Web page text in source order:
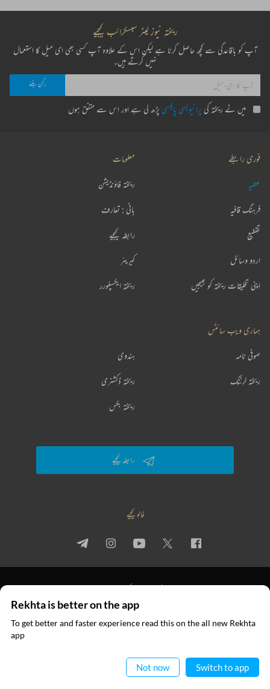
ریختہ نیوز لیٹر سبسکرائب کیجیے
آپ کو باقاعدگی سے کچھ حاصل کرنا ہے لیکن اس کے علاوہ آپ کسی بھی ای میل کا استعمال
نہیں کرتے ہیں۔
میں نے ریختہ کی پرائیویسی پالیسی پڑھ لی ہے اور اس سے متفق ہوں
فوری رابطے
عطیہ
فرہنگ قافیہ
تقطیع
اردو وسائل
اپنی تخلیقات ریختہ کو بھیجیں
معلومات
ریختہ فاؤنڈیشن
بانی : تعارف
رابطہ کیجیے
کیریئر
ریختہ ایکسپلورر
ہماری ویب سائٹس
ہندوی صوفی نامہ
ریختہ ڈکشنری ریختہ لرننگ
ریختہ بکس
رابطہ کیجیے
فالو کیجیے
© 2026 Rekhta™ Foundation. All rights reserved.
Rekhta is better on the app
To get better and faster experience read this on the all new Rekhta
app
Not now Switch to app